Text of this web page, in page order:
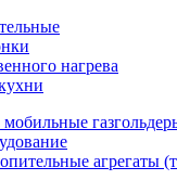
нагрева
мобильные
агрегаты